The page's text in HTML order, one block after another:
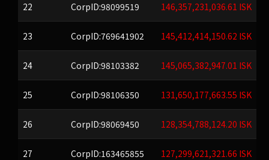
22 CorpID:98099519 146,357,231,036.61 ISK
23 CorpID:769641902 145,412,414,150.62 ISK
24 CorpID:98103382 145,065,382,947.01 ISK
25 CorpID:98106350 131,650,177,663.55 ISK
26 CorpID:98069450 128,354,788,124.20 ISK
27 CorpID:163465855 127,299,621,321.66 ISK